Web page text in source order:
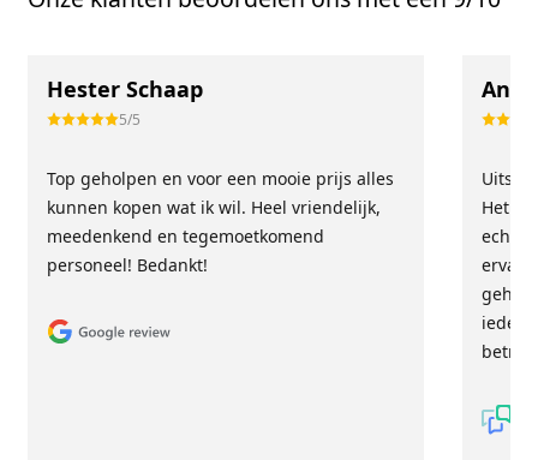
Hester Schaap
5/5
Top geholpen en voor een mooie prijs alles
kunnen kopen wat ik wil. Heel vriendelijk,
meedenkend en tegemoetkomend
personeel! Bedankt!
Het
echt